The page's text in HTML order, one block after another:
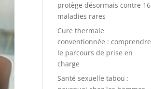
protège désormais contre 16
maladies rares
Cure thermale
conventionnée : comprendre
le parcours de prise en
charge
Santé sexuelle tabou :